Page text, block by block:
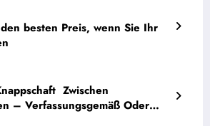
besten Preis, wenn Sie Ihr
Zwischen
– Verfassungsgemäß Oder